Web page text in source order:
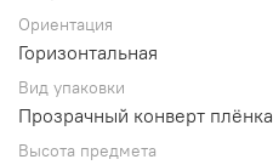
Ориентация
Горизонтальная
Вид упаковки
Прозрачный конверт плёнка
Высота предмета